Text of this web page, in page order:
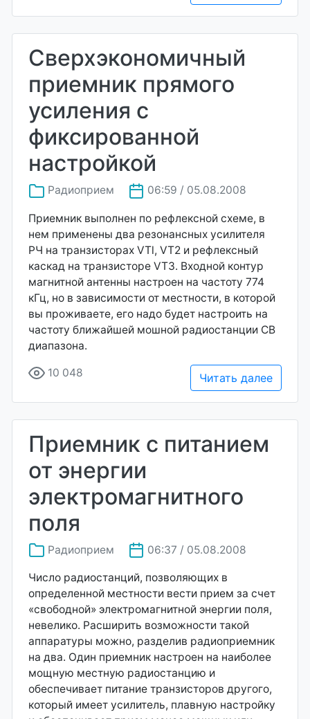
Сверхэкономичный
приемник прямого
усиления с
фиксированной
настройкой
Радиоприем 06:59 / 05.08.2008
Приемник выполнен по рефлексной схеме, в
нем применены два резонансных усилителя
РЧ на транзисторах VTl, VT2 и рефлексный
каскад на транзисторе VT3. Входной контур
магнитной антенны настроен на частоту 774
кГц, но в зависимости от местности, в которой
вы проживаете, его надо будет настроить на
частоту ближайшей мошной радиостанции СВ
диапазона.
10 048 Читать далее
Приемник с питанием
от энергии
электромагнитного
поля
Радиоприем 06:37 / 05.08.2008
Число радиостанций, позволяющих в
определенной местности вести прием за счет
«свободной» электромагнитной энергии поля,
невелико. Расширить возможности такой
аппаратуры можно, разделив радиоприемник
на два. Один приемник настроен на наиболее
мощную местную радиостанцию и
обеспечивает питание транзисторов другого,
который имеет усилитель, плавную настройку